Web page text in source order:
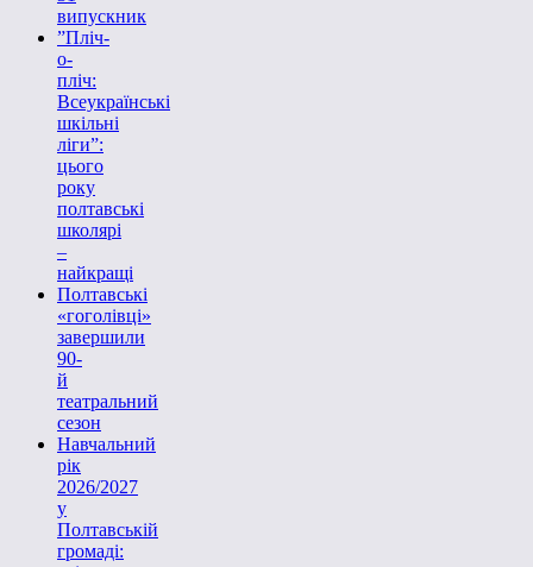
випускник
”Пліч-
о-
пліч:
Всеукраїнські
шкільні
ліги”:
цього
року
полтавські
школярі
–
найкращі
Полтавські
«гоголівці»
завершили
90-
й
театральний
сезон
Навчальний
рік
2026/2027
у
Полтавській
громаді: